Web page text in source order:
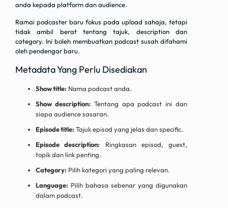
anda kepada platform dan audience.
Ramai podcaster baru fokus pada upload sahaja, tetapi
tidak ambil berat tentang tajuk, description dan
category. Ini boleh membuatkan podcast susah difahami
oleh pendengar baru.
Metadata Yang Perlu Disediakan
Show title: Nama podcast anda.
Show description: Tentang apa podcast ini dan
siapa audience sasaran.
Episode title: Tajuk episod yang jelas dan specific.
Episode description: Ringkasan episod, guest,
topik dan link penting.
Category: Pilih kategori yang paling relevan.
Language: Pilih bahasa sebenar yang digunakan
dalam podcast.